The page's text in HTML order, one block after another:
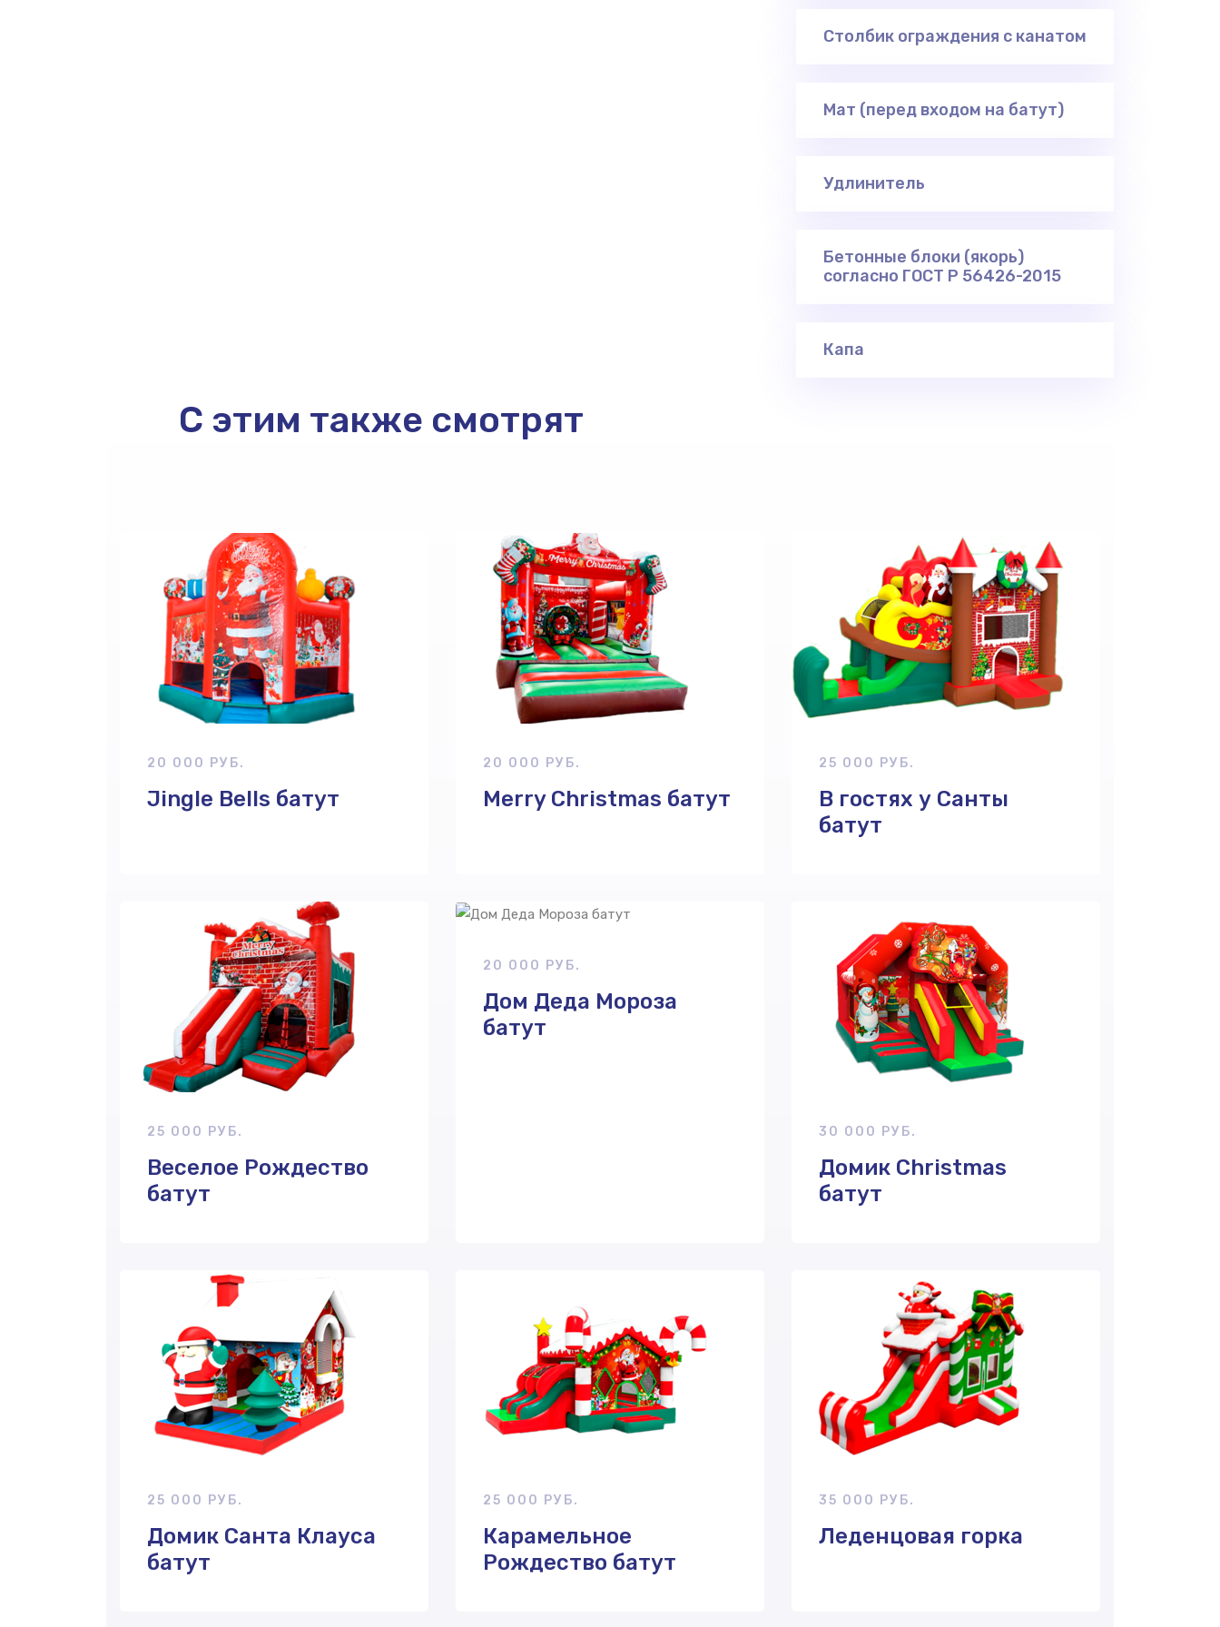
Столбик ограждения с канатом
Мат (перед входом на батут)
Удлинитель
Бетонные блоки (якорь)
согласно ГОСТ Р 56426-2015
Капа
С этим также смотрят
20 000 РУБ.
Jingle Bells батут
20 000 РУБ.
Merry Christmas батут
25 000 РУБ.
В гостях у Санты
батут
25 000 РУБ.
Веселое Рождество
батут
20 000 РУБ.
Дом Деда Мороза
батут
30 000 РУБ.
Домик Сhristmas
батут
25 000 РУБ.
Домик Санта Клауса
батут
25 000 РУБ.
Карамельное
Рождество батут
35 000 РУБ.
Леденцовая горка